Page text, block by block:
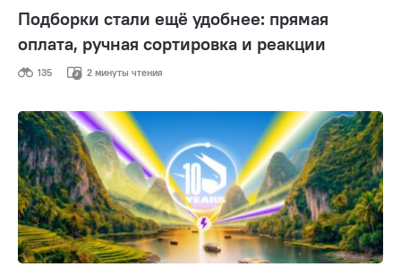
Подборки стали ещё удобнее: прямая
оплата, ручная сортировка и реакции
135 2 минуты чтения